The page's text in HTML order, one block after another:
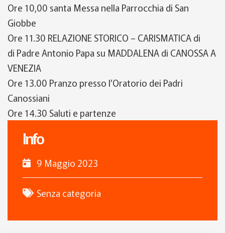
Ore 10,00 santa Messa nella Parrocchia di San
Giobbe
Ore 11.30 RELAZIONE STORICO – CARISMATICAdi
di PadreAntonio Papa su MADDALENAdi CANOSSAA
VENEZIA
Ore 13.00 Pranzo presso l’Oratorio dei Padri
Canossiani
Ore 14.30 Saluti e partenze
Info
9 Maggio 2023
Senza categoria